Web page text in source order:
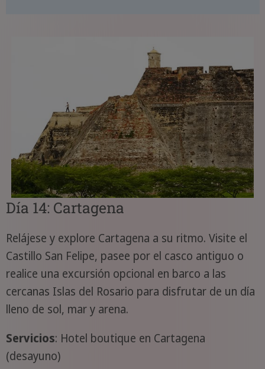
Día 14: Cartagena
Relájese y explore Cartagena a su ritmo. Visite el
Castillo San Felipe, pasee por el casco antiguo o
realice una excursión opcional en barco a las
cercanas Islas del Rosario para disfrutar de un día
lleno de sol, mar y arena.
Servicios: Hotel boutique en Cartagena
(desayuno)